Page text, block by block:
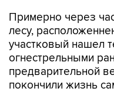
Примерно через
лесу,
участковый нашел
огнестрельными
предварительной
покончили жизнь